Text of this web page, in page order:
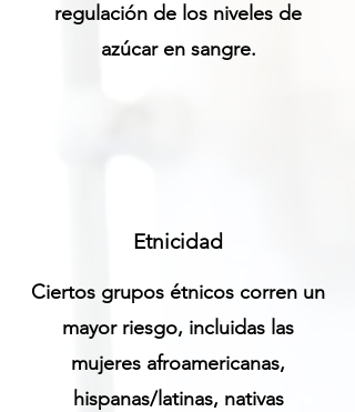
regulación de los niveles de
azúcar en sangre.
Etnicidad
Ciertos grupos étnicos corren un
mayor riesgo, incluidas las
mujeres afroamericanas,
hispanas/latinas, nativas